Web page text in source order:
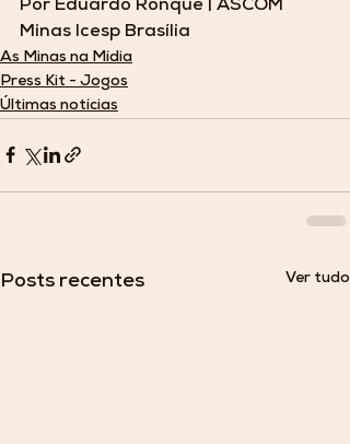
Por Eduardo Ronque | ASCOM
Minas Icesp Brasília
As Minas na Mídia
Press Kit - Jogos
Últimas notícias
Posts recentes Ver tudo